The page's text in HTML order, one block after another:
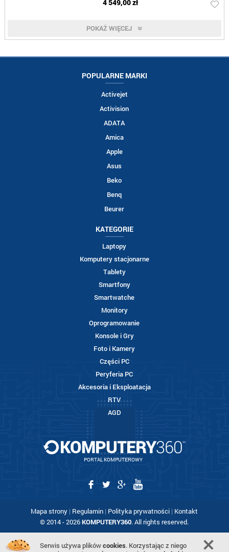
4 549,00 zł
POKAŻ WIĘCEJ
POPULARNE MARKI
Activejet
Activision
ADATA
Amica
Apple
Asus
Beko
Benq
Beurer
KATEGORIE
Laptopy
Komputery stacjonarne
Tablety
Smartfony
Smartwatche
Monitory
Oprogramowanie
Konsole i Gry
Foto i Kamery
Części PC
Peryferia PC
Akcesoria i Eksploatacja
RTV
AGD
PORTAL KOMPUTEROWY
Mapa strony | Regulamin | Polityka prywatności | Kontakt
© 2014 - 2026KOMPUTERY360. All rights reserved.
Serwis używa plikówcookies. Korzystając z niego